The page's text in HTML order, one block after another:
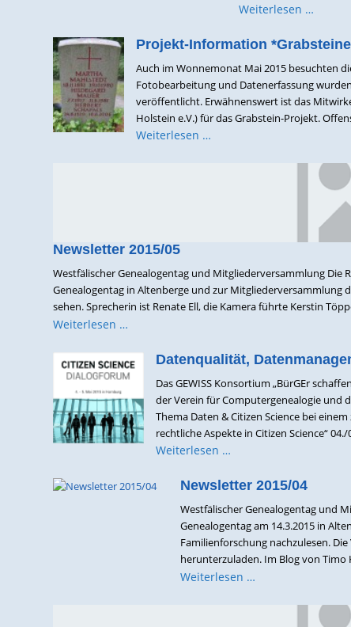
Weiterlesen …
Projekt-Information
Auch im Wonnemonat Mai 2015 besuchten
Fotobearbeitung und Datenerfassung
veröffentlicht. Erwähnenswert ist das
Holstein e.V.) für das Grabstein-Projekt.
Weiterlesen …
Newsletter 2015/05
Westfälischer Genealogentag und Mitgliederversammlung Die
Genealogentag in Altenberge und zur Mitgliederversammlung
sehen. Sprecherin ist Renate Ell, die Kamera führte Kerstin
Weiterlesen …
Datenqualität,
Das GEWISS Konsortium „BürGEr
der Verein für Computergenealogie und
Thema Daten & Citizen Science bei
rechtliche Aspekte in Citizen Science“ 04./
Weiterlesen …
Newsletter 2015/04
Westfälischer Genealogentag und
Genealogentag am 14.3.2015 in
Familienforschung nachzulesen.
herunterzuladen. Im Blog von Timo
Weiterlesen …